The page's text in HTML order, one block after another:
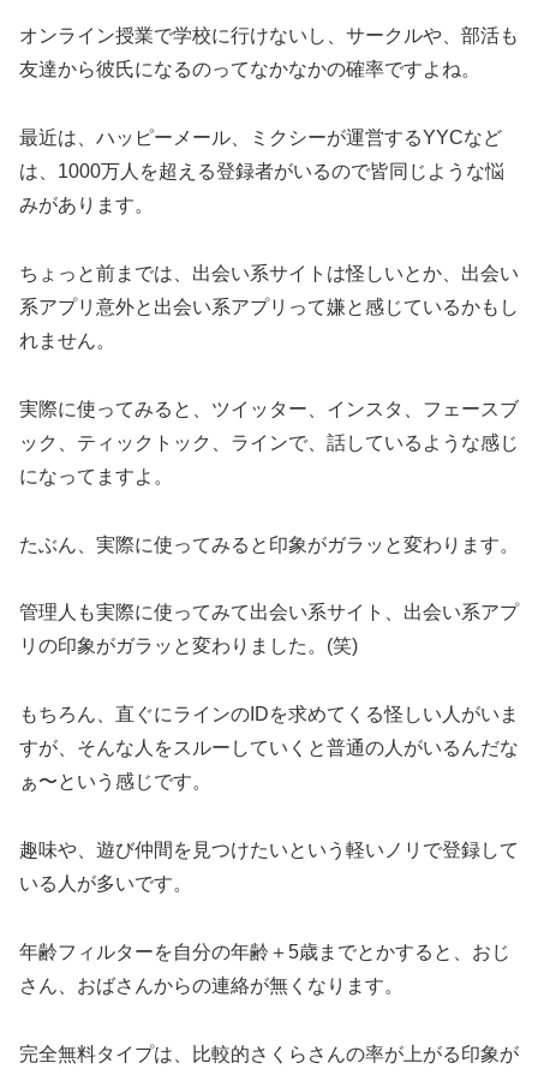
オンライン授業で学校に行けないし、サークルや、部活も
友達から彼氏になるのってなかなかの確率ですよね。
最近は、ハッピーメール、ミクシーが運営するYYCなど
は、1000万人を超える登録者がいるので皆同じような悩
みがあります。
ちょっと前までは、出会い系サイトは怪しいとか、出会い
系アプリ意外と出会い系アプリって嫌と感じているかもし
れません。
実際に使ってみると、ツイッター、インスタ、フェースブ
ック、ティックトック、ラインで、話しているような感じ
になってますよ。
たぶん、実際に使ってみると印象がガラッと変わります。
管理人も実際に使ってみて出会い系サイト、出会い系アプ
リの印象がガラッと変わりました。(笑)
もちろん、直ぐにラインのIDを求めてくる怪しい人がいま
すが、そんな人をスルーしていくと普通の人がいるんだな
ぁ〜という感じです。
趣味や、遊び仲間を見つけたいという軽いノリで登録して
いる人が多いです。
年齢フィルターを自分の年齢＋5歳までとかすると、おじ
さん、おばさんからの連絡が無くなります。
完全無料タイプは、比較的さくらさんの率が上がる印象が